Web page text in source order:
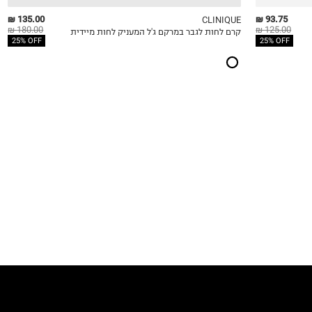
93.75 ₪
125.00 ₪
25% OFF
MY LIST
QUICKVIEW
135.00 ₪
180.00 ₪
25% OFF
CLINIQUE
קרם לחות לגבר במרקם ג'ל המעניק לחות מיידית